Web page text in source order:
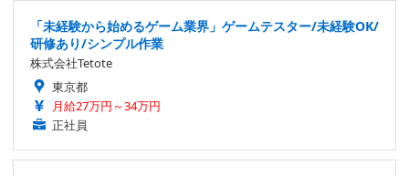
「未経験から始めるゲーム業界」ゲームテスター/未経験OK/
研修あり/シンプル作業
株式会社Tetote
東京都
月給27万円～34万円
正社員